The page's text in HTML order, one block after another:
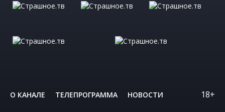
О КАНАЛЕ ТЕЛЕПРОГРАММА НОВОСТИ 18+